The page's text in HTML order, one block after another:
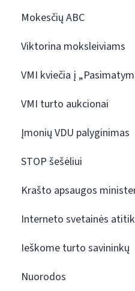
Mokesčių ABC
Viktorina moksleiviams
VMI kviečia į
VMI turto aukcionai
Įmonių VDU palyginimas
STOP šešėliui
Krašto apsaugos
Interneto svetainės
Ieškome turto savininkų
Nuorodos